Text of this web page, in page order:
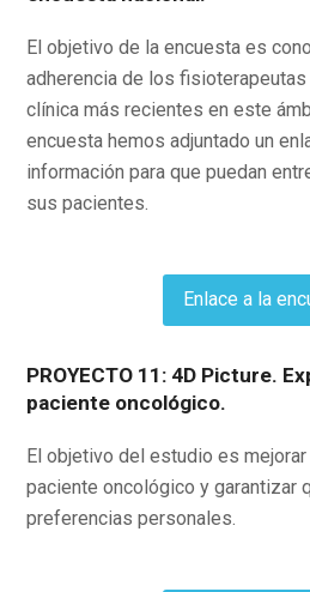
El objetivo de la encuesta es
adherencia de los
clínica más recientes en este
encuesta hemos adjuntado un
información para que puedan
sus pacientes.
Enlace a la
PROYECTO 11: 4D Picture.
paciente oncológico.
El objetivo del estudio es
paciente oncológico y garantizar
preferencias personales.